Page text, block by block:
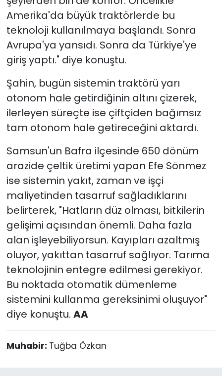
Amerika'da büyük traktörlerde bu
teknoloji kullanılmaya başlandı. Sonra
Avrupa'ya yansıdı. Sonra da Türkiye'ye
giriş yaptı." diye konuştu.
Şahin, bugün sistemin traktörü yarı
otonom hale getirdiğinin altını çizerek,
ilerleyen süreçte ise çiftçiden bağımsız
tam otonom hale getireceğini aktardı.
Samsun'un Bafra ilçesinde 650 dönüm
arazide çeltik üretimi yapan Efe Sönmez
ise sistemin yakıt, zaman ve işçi
maliyetinden tasarruf sağladıklarını
belirterek, "Hatların düz olması, bitkilerin
gelişimi açısından önemli. Daha fazla
alan işleyebiliyorsun. Kayıpları azaltmış
oluyor, yakıttan tasarruf sağlıyor. Tarıma
teknolojinin entegre edilmesi gerekiyor.
Bu noktada otomatik dümenleme
sistemini kullanma gereksinimi oluşuyor"
diye konuştu. AA
Muhabir: Tuğba Özkan